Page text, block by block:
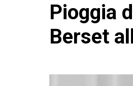
Pioggia
Berset